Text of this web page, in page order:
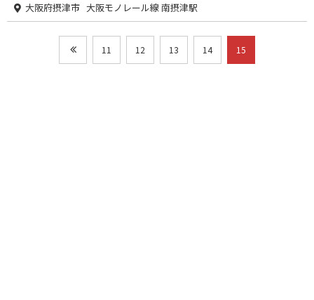
大阪府摂津市 大阪モノレール線 南摂津駅
11 12 13 14 15